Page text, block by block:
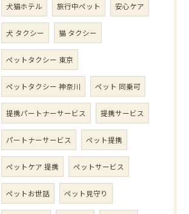
犬猫ホテル 旅行中ペット 安心ケア
犬 タクシー 猫 タクシー
ペットタクシー 東京
ペットタクシー 神奈川 ペット 同乗可
提携パートナーサービス 提携サービス
パートナーサービス ペット提携
ペットケア 提携 ペットサービス
ペットお世話 ペット見守り